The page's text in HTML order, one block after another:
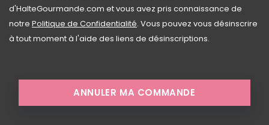
d'HalteGourmande.com et vous avez pris connaissance de
notre Politique de Confidentialité. Vous pouvez vous désinscrire
à tout moment à l'aide des liens de désinscriptions.
ANNULER MA COMMANDE